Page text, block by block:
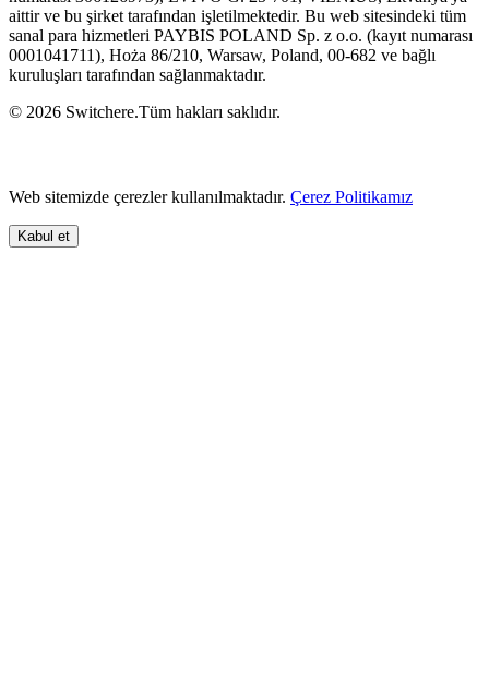
aittir ve bu şirket tarafından işletilmektedir. Bu web sitesindeki tüm
sanal para hizmetleri PAYBIS POLAND Sp. z o.o. (kayıt numarası
0001041711), Hoża 86/210, Warsaw, Poland, 00-682 ve bağlı
kuruluşları tarafından sağlanmaktadır.
© 2026 Switchere.Tüm hakları saklıdır.
Web sitemizde çerezler kullanılmaktadır. Çerez Politikamız
Kabul et